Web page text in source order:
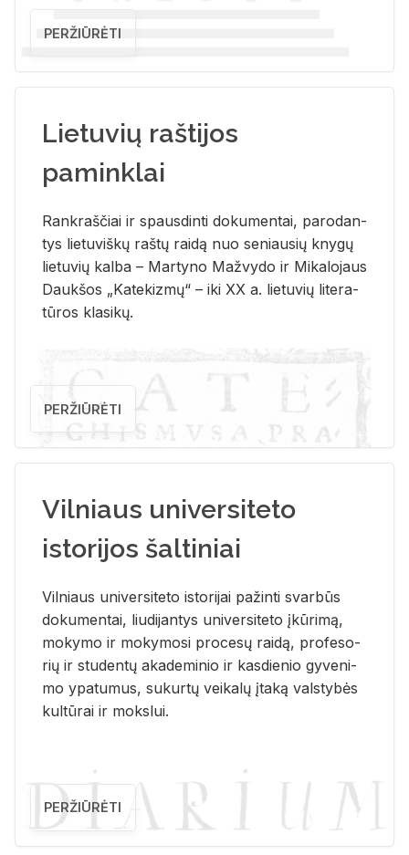
PERŽIŪRĖTI
Lietuvių raštijos
paminklai
Rank­raš­čiai ir spaus­din­ti do­ku­men­tai, pa­ro­dan­
tys lie­tu­viš­kų raš­tų rai­dą nuo se­niau­sių kny­gų
lie­tu­vių kal­ba – Mar­ty­no Ma­žvy­do ir Mi­ka­lo­jaus
Dauk­šos „Ka­te­kiz­mų“ – iki XX a. lie­tu­vių li­te­ra­
tū­ros kla­si­kų.
PERŽIŪRĖTI
Vilniaus universiteto
istorijos šaltiniai
Vil­niaus uni­ver­si­te­to is­to­ri­jai pa­žin­ti svar­būs
do­ku­men­tai, liu­di­jan­tys uni­ver­si­te­to įkū­ri­mą,
mo­ky­mo ir mo­ky­mo­si pro­ce­sų rai­dą, pro­fe­so­
rių ir stu­den­tų aka­de­mi­nio ir kas­die­nio gy­ve­ni­
mo ypa­tu­mus, su­kur­tų vei­ka­lų įta­ką vals­ty­bės
kul­tū­rai ir moks­lui.
PERŽIŪRĖTI